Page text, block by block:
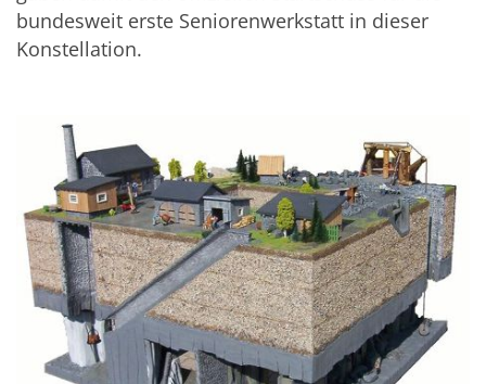
bundesweit erste Seniorenwerkstatt in dieser
Konstellation.